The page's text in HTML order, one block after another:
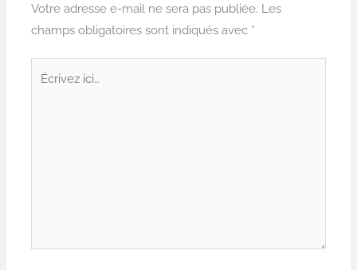
Votre adresse e-mail ne sera pas publiée. Les
champs obligatoires sont indiqués avec *